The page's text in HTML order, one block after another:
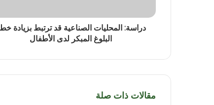
دراسة: المحليات الصناعية قد ترتبط بزيادة
البلوغ المبكر لدى الأطفال
مقالات ذات صلة